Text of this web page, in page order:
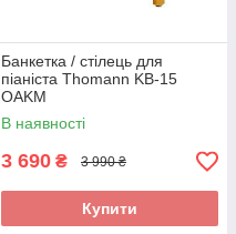
Банкетка / стілець для
піаніста Thomann KB-15
OAKM
В наявності
3 690 ₴ 3 990 ₴
Купити